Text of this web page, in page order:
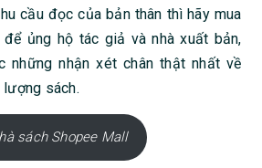
cầu đọc của bản thân thì hãy mua
để ủng hộ tác giả và nhà xuất bản,
những nhận xét chân thật nhất về
lượng sách.
sách Shopee Mall